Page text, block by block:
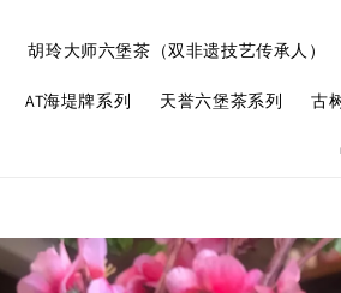
胡玲大师六堡茶（双非遗技艺传承人）
AT海堤牌系列 天誉六堡茶系列 古